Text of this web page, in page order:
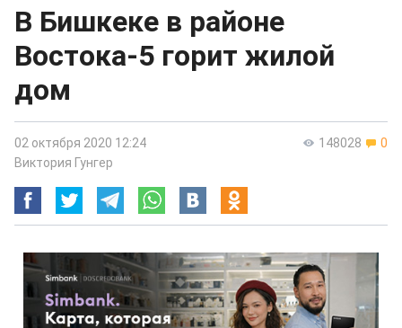
В Бишкеке в районе
Востока-5 горит жилой
дом
148028 0
02 октября 2020 12:24
Виктория Гунгер